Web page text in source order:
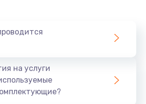
микросхемы GPS
Заказать
на услуги